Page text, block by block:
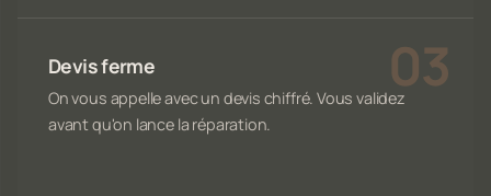
Devis ferme
On vous appelle avec un devis chiffré. Vous validez
avant qu'on lance la réparation.